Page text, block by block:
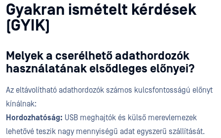
Gyakran ismételt kérdések
(GYIK)
Melyek a cserélhető adathordozók
használatának elsődleges előnyei?
Az eltávolítható adathordozók számos kulcsfontosságú előnyt
kínálnak:
Hordozhatóság: USB meghajtók és külső merevlemezek
lehetővé teszik nagy mennyiségű adat egyszerű szállítását.